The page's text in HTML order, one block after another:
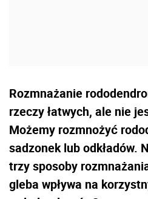
Rozmnażanie
rzeczy łatwych, ale nie
Możemy rozmnożyć
sadzonek lub odkładów.
trzy sposoby
gleba wpływa na